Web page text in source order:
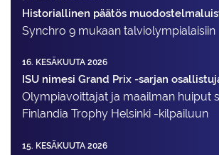
Historiallinen päätös
Synchro 9 mukaan talviolympialaisiin
16. KESÄKUUTA 2026
ISU nimesi Grand Prix -sarjan
Olympiavoittajat ja maailman huiput
Finlandia Trophy Helsinki -kilpailuun
15. KESÄKUUTA 2026